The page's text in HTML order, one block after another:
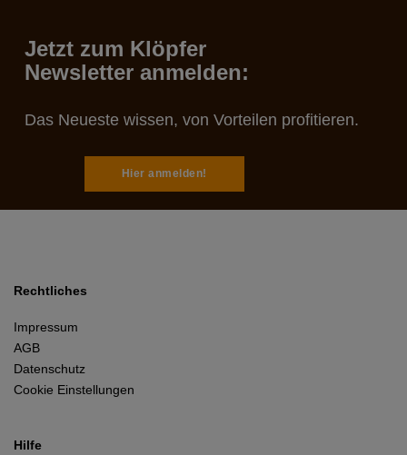
Jetzt zum Klöpfer
Newsletter anmelden:
Das Neueste wissen, von Vorteilen profitieren.
Hier anmelden!
Rechtliches
Impressum
AGB
Datenschutz
Cookie Einstellungen
Hilfe